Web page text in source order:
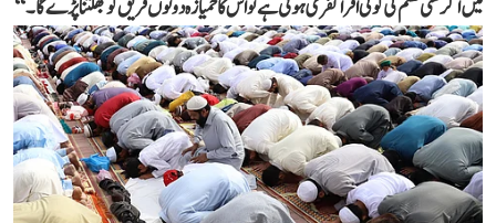
میں اگر کسی قسم کی کوئی افراتفری ہوتی ہے تو اس کا خمیازہ دونوں فریق کو بھگتنا پڑے گا۔‘‘